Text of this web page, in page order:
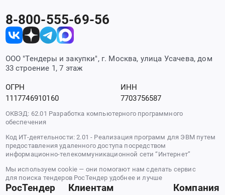
8-800-555-69-56
ООО "Тендеры и закупки", г. Москва, улица Усачева, дом
33 строение 1, 7 этаж
ОГРН
1117746910160
ИНН
7703756587
ОКВЭД: 62.01 Разработка компьютерного программного
обеспечения
Код ИТ-деятельности: 2.01 - Реализация программ для ЭВМ путем
предоставления удаленного доступа посредством
информационно-телекоммуникационной сети “Интернет”
Мы используем cookie — они помогают нам сделать сервис
для поиска тендеров РосТендер удобнее и лучше
РосТендер Клиентам Компания